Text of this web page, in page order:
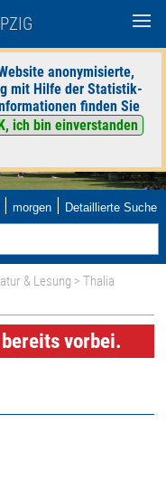
anonymisierte,
mit Hilfe der Statistik-
finden Sie
ich bin einverstanden
| morgen | Detaillierte Suche
& Lesung >Thalia
vorbei.